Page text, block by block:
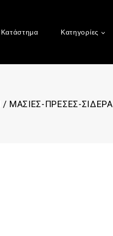
Κατάστημα Κατηγορίες
/ ΜΑΣΙΕΣ-ΠΡΕΣΕΣ-ΣΙΔΕΡΑ